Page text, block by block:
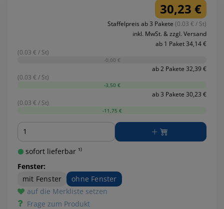
30,23 €
Staffelpreis ab 3 Pakete (0.03 € / St)
inkl. MwSt. & zzgl. Versand
ab 1 Paket 34,14 €
(0.03 € / St)
-0,00 €
ab 2 Pakete 32,39 €
(0.03 € / St)
-3,50 €
ab 3 Pakete 30,23 €
(0.03 € / St)
-11,75 €
Menge
sofort lieferbar ¹⁾
Fenster:
mit Fenster
ohne Fenster
auf die Merkliste setzen
Frage zum Produkt